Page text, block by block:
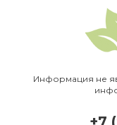
Информация не
+7